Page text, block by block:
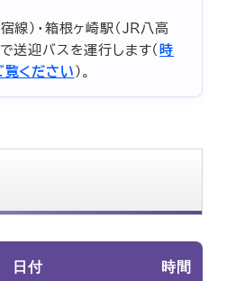
線）・箱根ヶ崎駅（JR八高
送迎バスを運行します（ 時
覧ください ）。
日付 時間